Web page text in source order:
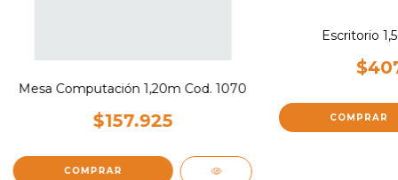
Mesa Computación 1,20m Cod. 1070
$157.925
COMPRAR
Escritorio
COMPRAR